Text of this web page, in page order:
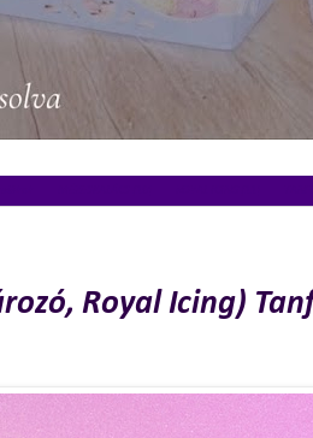
Royal Icing)